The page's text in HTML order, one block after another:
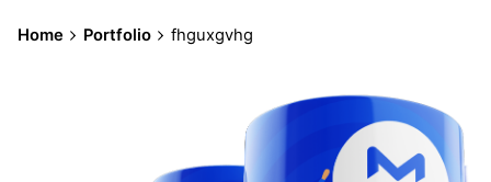
Home Portfolio fhguxgvhg